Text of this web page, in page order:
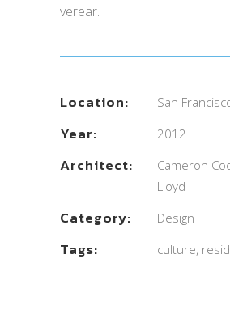
verear.
Location: San
Year: 2012
Architect:
Cameron
Lloyd
Category: Design
Tags: culture,